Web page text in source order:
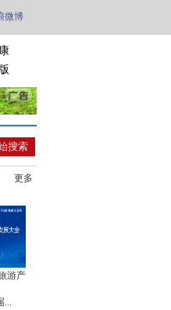
微博
更多
游产
...